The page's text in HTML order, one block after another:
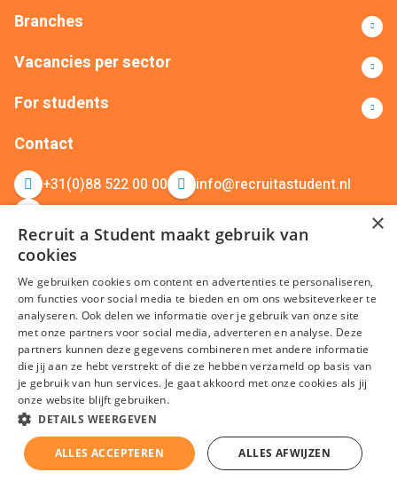
Branches
Vacancies per sector
For students
Contact
+31(0)88 522 00 00
info@recruitastudent.nl
terms and conditionsPrivacy CookiesDisclaimer Sitemap
KvK nummer: 20092214 © Recruit a Student 2026
×
Recruit a Student maakt gebruik van
cookies
We gebruiken cookies om content en advertenties te personaliseren,
om functies voor social media te bieden en om ons websiteverkeer te
analyseren. Ook delen we informatie over je gebruik van onze site
met onze partners voor social media, adverteren en analyse. Deze
partners kunnen deze gegevens combineren met andere informatie
die jij aan ze hebt verstrekt of die ze hebben verzameld op basis van
je gebruik van hun services. Je gaat akkoord met onze cookies als jij
onze website blijft gebruiken.
DETAILS WEERGEVEN
ALLES ACCEPTEREN ALLES AFWIJZEN